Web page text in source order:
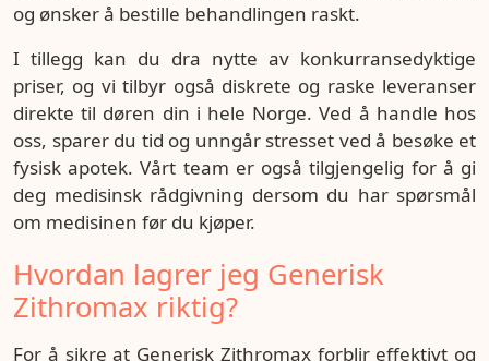
og ønsker å bestille behandlingen raskt.
I tillegg kan du dra nytte av konkurransedyktige
priser, og vi tilbyr også diskrete og raske leveranser
direkte til døren din i hele Norge. Ved å handle hos
oss, sparer du tid og unngår stresset ved å besøke et
fysisk apotek. Vårt team er også tilgjengelig for å gi
deg medisinsk rådgivning dersom du har spørsmål
om medisinen før du kjøper.
Hvordan lagrer jeg Generisk
Zithromax riktig?
For å sikre at Generisk Zithromax forblir effektivt og